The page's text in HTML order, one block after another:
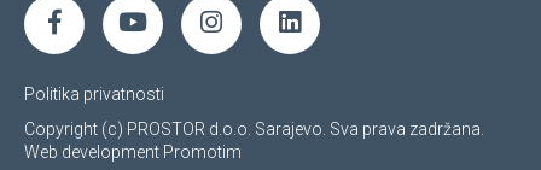
Politika privatnosti
Copyright (c) PROSTOR d.o.o. Sarajevo. Sva prava zadržana.
Web development Promotim